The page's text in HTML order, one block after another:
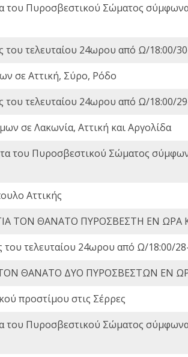
του Πυροσβεστικού Σώματος
του τελευταίου 24ωρου από Ω/18:00/
σε Αττική, Σύρο, Ρόδο
του τελευταίου 24ωρου από Ω/18:00/
σε Λακωνία, Αττική και Αργολίδα
του Πυροσβεστικού Σώματος
Αττικής
ΤΟΝ ΘΑΝΑΤΟ ΠΥΡΟΣΒΕΣΤΗ ΕΝ
του τελευταίου 24ωρου από Ω/18:00/
ΘΑΝΑΤΟ ΔΥΟ ΠΥΡΟΣΒΕΣΤΩΝ ΕΝ
προστίμου στις Σέρρες
του Πυροσβεστικού Σώματος